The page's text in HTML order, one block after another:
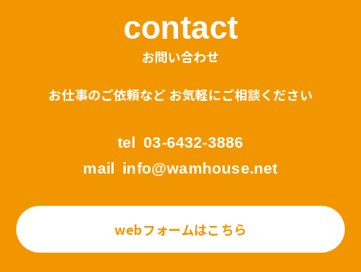
contact
お問い合わせ
お仕事のご依頼など お気軽にご相談ください
tel 03-6432-3886
mail info@wamhouse.net
webフォームはこちら